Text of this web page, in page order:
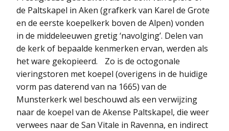
de Paltskapel in Aken (grafkerk van Karel de Grote
en de eerste koepelkerk boven de Alpen) vonden
in de middeleeuwen gretig ‘navolging’. Delen van
de kerk of bepaalde kenmerken ervan, werden als
het ware gekopieerd. Zo is de octogonale
vieringstoren met koepel (overigens in de huidige
vorm pas daterend van na 1665) van de
Munsterkerk wel beschouwd als een verwijzing
naar de koepel van de Akense Paltskapel, die weer
verwees naar de San Vitale in Ravenna, en indirect